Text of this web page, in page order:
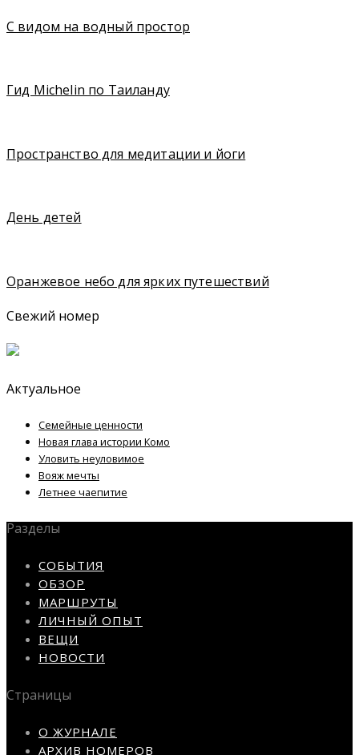
С видом на водный простор
Гид Michelin по Таиланду
Пространство для медитации и йоги
День детей
Оранжевое небо для ярких путешествий
Свежий номер
Актуальное
Семейные ценности
Новая глава истории Комо
Уловить неуловимое
Вояж мечты
Летнее чаепитие
Разделы
СОБЫТИЯ
ОБЗОР
МАРШРУТЫ
ЛИЧНЫЙ ОПЫТ
ВЕЩИ
НОВОСТИ
Страницы
О ЖУРНАЛЕ
АРХИВ НОМЕРОВ